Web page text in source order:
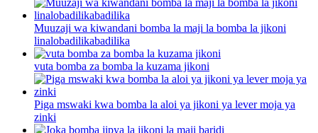
Muuzaji wa kiwandani bomba la maji la bomba la jikoni
linalobadilikabadilika
vuta bomba za bomba la kuzama jikoni
Piga mswaki kwa bomba la aloi ya jikoni ya lever moja ya
zinki